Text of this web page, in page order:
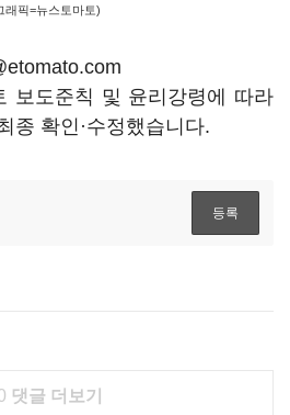
래픽=뉴스토마토)
보도준칙 및 윤리강령에 따라
종 확인·수정했습니다.
댓글 더보기